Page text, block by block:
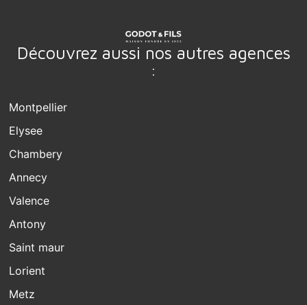
Découvrez aussi nos autres agences
:
Montpellier
Elysee
Chambery
Annecy
Valence
Antony
Saint maur
Lorient
Metz